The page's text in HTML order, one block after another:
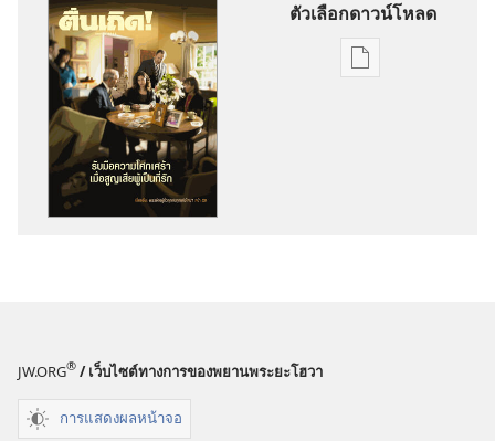
ตัวเลือกดาวน์โหลด
ตัว
JW.ORG® / เว็บไซต์ทางการของพยานพระยะโฮวา
การแสดงผลหน้าจอ